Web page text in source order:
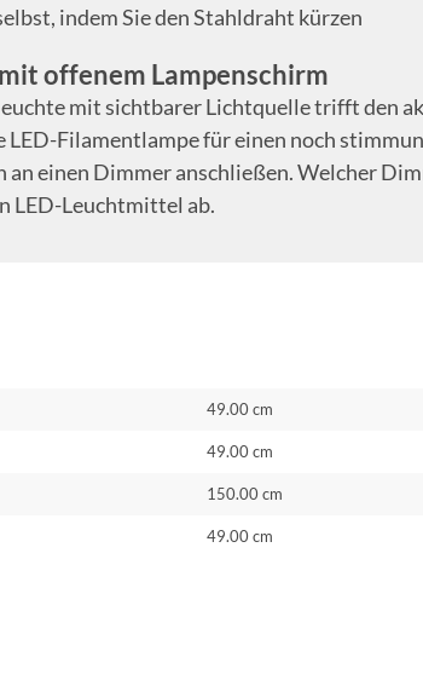
indem Sie den Stahldraht kürzen
offenem Lampenschirm
mit sichtbarer Lichtquelle trifft den
LED-Filamentlampe für einen noch
an einen Dimmer anschließen. Welcher
LED-Leuchtmittel ab.
49.00 cm
49.00 cm
150.00 cm
49.00 cm